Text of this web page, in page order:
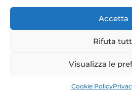
Accetta
Rifuta
Visualizza le
Cookie Policy
- m
Pieralisi Maria Vittoria – Via
(RM) –
C.F. PRLMVT69B66H501A –
Privacy Policy|Cookie Policy|